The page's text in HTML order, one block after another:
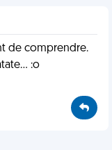
de comprendre.
:o